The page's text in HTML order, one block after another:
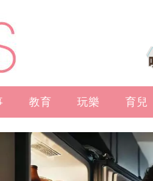
教育 玩樂 育兒